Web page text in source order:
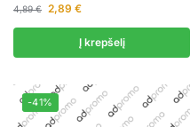
4,89€ 2,89 €
Į krepšelį
-41%